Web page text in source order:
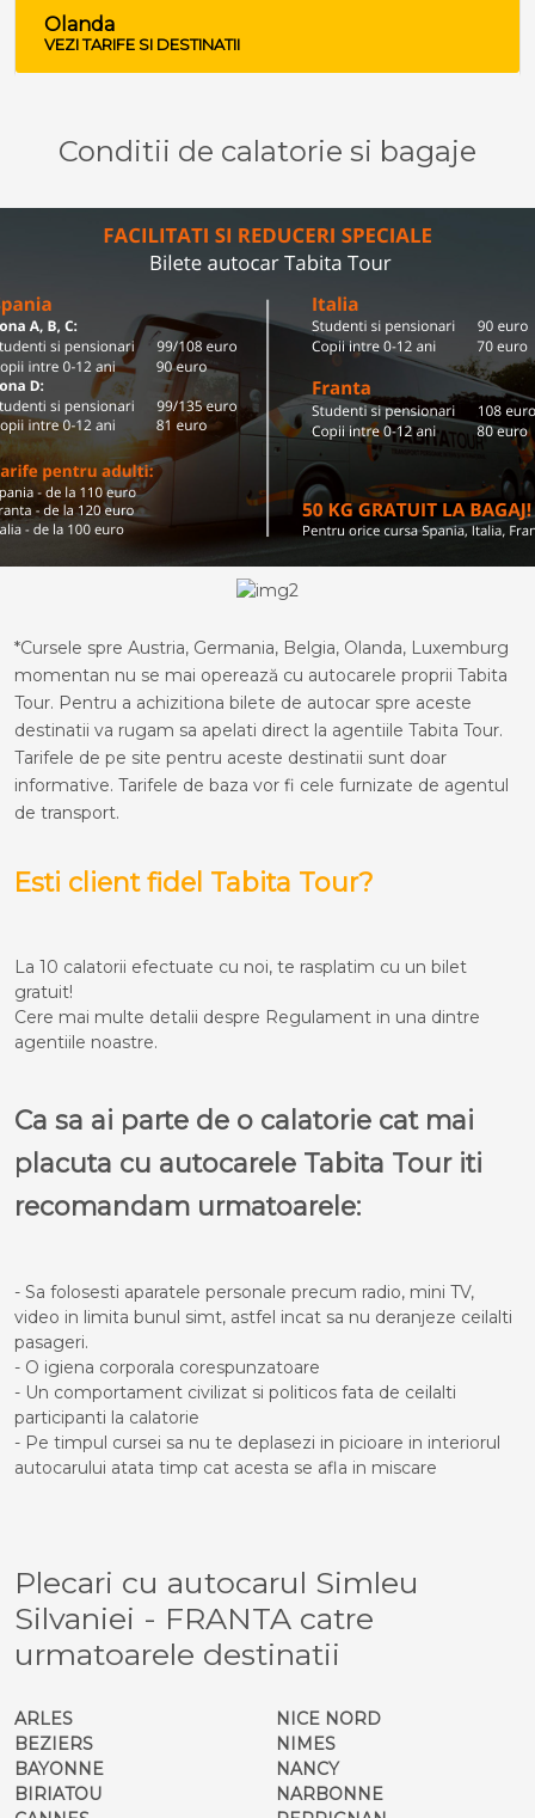
Olanda
VEZI TARIFE SI DESTINATII
Conditii de calatorie si bagaje
*Cursele spre Austria, Germania, Belgia, Olanda, Luxemburg
momentan nu se mai operează cu autocarele proprii Tabita
Tour. Pentru a achizitiona bilete de autocar spre aceste
destinatii va rugam sa apelati direct la agentiile Tabita Tour.
Tarifele de pe site pentru aceste destinatii sunt doar
informative. Tarifele de baza vor fi cele furnizate de agentul
de transport.
Esti client fidel Tabita Tour?
La 10 calatorii efectuate cu noi, te rasplatim cu un bilet
gratuit!
Cere mai multe detalii despre Regulament in una dintre
agentiile noastre.
Ca sa ai parte de o calatorie cat mai
placuta cu autocarele Tabita Tour iti
recomandam urmatoarele:
- Sa folosesti aparatele personale precum radio, mini TV,
video in limita bunul simt, astfel incat sa nu deranjeze ceilalti
pasageri.
- O igiena corporala corespunzatoare
- Un comportament civilizat si politicos fata de ceilalti
participanti la calatorie
- Pe timpul cursei sa nu te deplasezi in picioare in interiorul
autocarului atata timp cat acesta se afla in miscare
Plecari cu autocarul Simleu
Silvaniei - FRANTA catre
urmatoarele destinatii
ARLES
BEZIERS
BAYONNE
BIRIATOU
NICE NORD
NIMES
NANCY
NARBONNE